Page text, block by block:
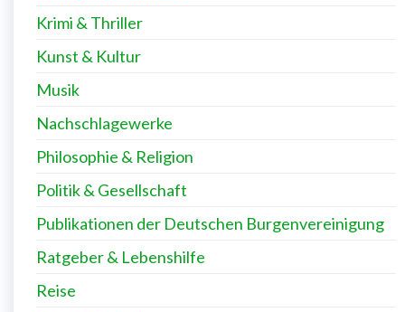
Krimi & Thriller
Kunst & Kultur
Musik
Nachschlagewerke
Philosophie & Religion
Politik & Gesellschaft
Publikationen der Deutschen Burgenvereinigung
Ratgeber & Lebenshilfe
Reise